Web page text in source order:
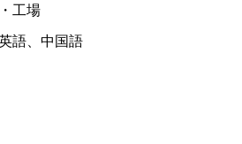
工場
語、中国語